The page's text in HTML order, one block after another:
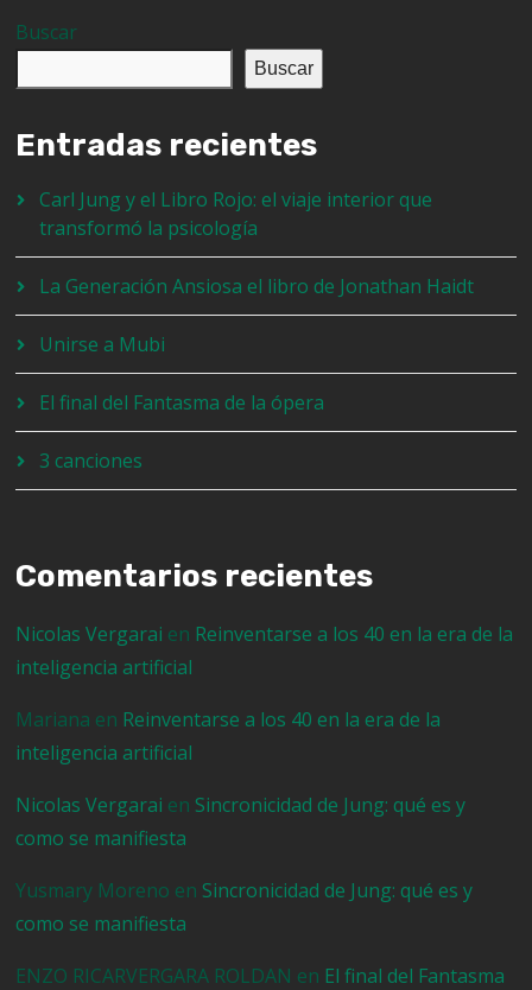
Buscar
Buscar
Entradas recientes
Carl Jung y el Libro Rojo: el viaje interior que
transformó la psicología
La Generación Ansiosa el libro de Jonathan Haidt
Unirse a Mubi
El final del Fantasma de la ópera
3 canciones
Comentarios recientes
Nicolas Vergarai en Reinventarse a los 40 en la era de la
inteligencia artificial
Mariana en Reinventarse a los 40 en la era de la
inteligencia artificial
Nicolas Vergarai en Sincronicidad de Jung: qué es y
como se manifiesta
Yusmary Moreno en Sincronicidad de Jung: qué es y
como se manifiesta
ENZO RICARVERGARA ROLDAN en El final del Fantasma